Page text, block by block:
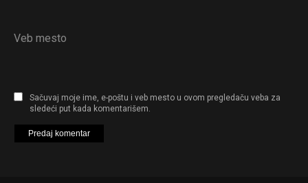
Veb mesto
Sačuvaj moje ime, e-poštu i veb mesto u ovom pregledaču veba za
sledeći put kada komentarišem.